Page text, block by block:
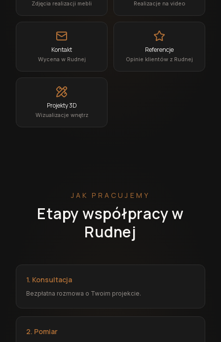
Zdjęcia realizacji mebli Realizacje na video
Kontakt
Wycena w Rudnej
Referencje
Opinie klientów z Rudnej
Projekty 3D
Wizualizacje wnętrz
JAK PRACUJEMY
Etapy współpracy w
Rudnej
1. Konsultacja
Bezpłatna rozmowa o Twoim projekcie.
2. Pomiar